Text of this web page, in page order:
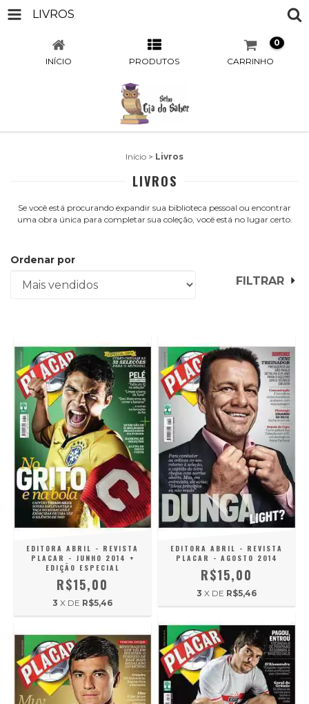
LIVROS
INÍCIO PRODUTOS CARRINHO
0
Início > Livros
LIVROS
Se você está procurando expandir sua biblioteca pessoal ou encontrar
uma obra única para completar sua coleção, você está no lugar certo.
Ordenar por
FILTRAR
EDITORA ABRIL - REVISTA
PLACAR - JUNHO 2014 +
EDIÇÃO ESPECIAL
R$15,00
3 X DE R$5,46
EDITORA ABRIL - REVISTA
PLACAR - AGOSTO 2014
R$15,00
3 X DE R$5,46